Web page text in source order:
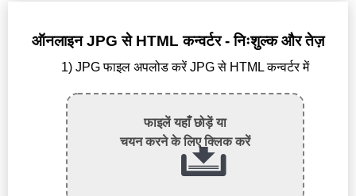
ऑनलाइन JPG से HTML कन्वर्टर - निःशुल्क और तेज़
1) JPG फाइल अपलोड करें JPG से HTML कन्वर्टर में
फाइलें यहाँ छोड़ें या
चयन करने के लिए क्लिक करें